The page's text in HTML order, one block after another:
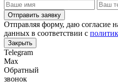
Отправить заявку
Отправляя форму, даю согласие
данных в соответствии с
Закрыть
Telegram
Max
Обратный
звонок